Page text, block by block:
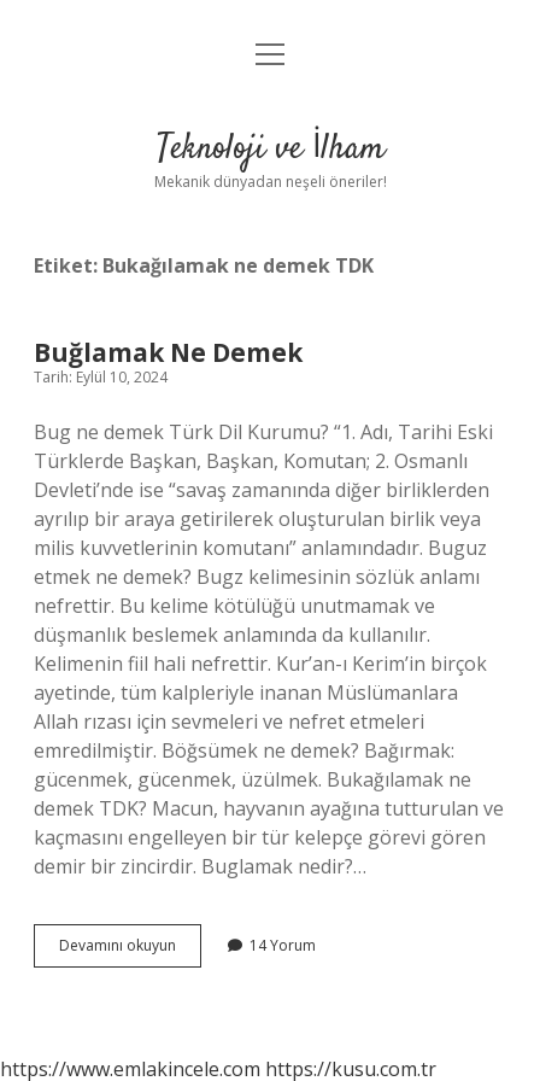
Anasayfa
Yasal Uyarı
menüyü
Teknoloji ve İlham
Mekanik dünyadan neşeli öneriler!
Etiket: Bukağılamak ne demek TDK
Buğlamak Ne Demek
Tarih: Eylül 10, 2024
Bug ne demek Türk Dil Kurumu? “1. Adı, Tarihi Eski
Türklerde Başkan, Başkan, Komutan; 2. Osmanlı
Devleti’nde ise “savaş zamanında diğer birliklerden
ayrılıp bir araya getirilerek oluşturulan birlik veya
milis kuvvetlerinin komutanı” anlamındadır. Buguz
etmek ne demek? Bugz kelimesinin sözlük anlamı
nefrettir. Bu kelime kötülüğü unutmamak ve
düşmanlık beslemek anlamında da kullanılır.
Kelimenin fiil hali nefrettir. Kur’an-ı Kerim’in birçok
ayetinde, tüm kalpleriyle inanan Müslümanlara
Allah rızası için sevmeleri ve nefret etmeleri
emredilmiştir. Böğsümek ne demek? Bağırmak:
gücenmek, gücenmek, üzülmek. Bukağılamak ne
demek TDK? Macun, hayvanın ayağına tutturulan ve
kaçmasını engelleyen bir tür kelepçe görevi gören
demir bir zincirdir. Buglamak nedir?…
Devamını okuyun Buğlamak
Ne
14 Yorum
https://www.emlakincele.com https://kusu.com.tr